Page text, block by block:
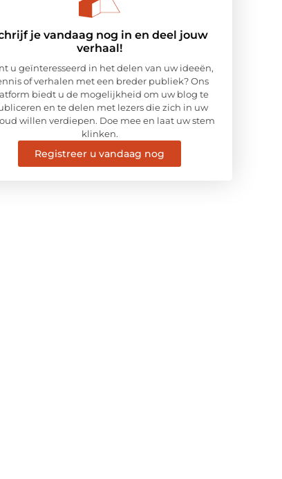
je vandaag nog in en deel jouw
verhaal!
u geïnteresseerd in het delen van uw ideeën,
of verhalen met een breder publiek? Ons
biedt u de mogelijkheid om uw blog te
en te delen met lezers die zich in uw
willen verdiepen. Doe mee en laat uw stem
klinken.
Registreer u vandaag nog